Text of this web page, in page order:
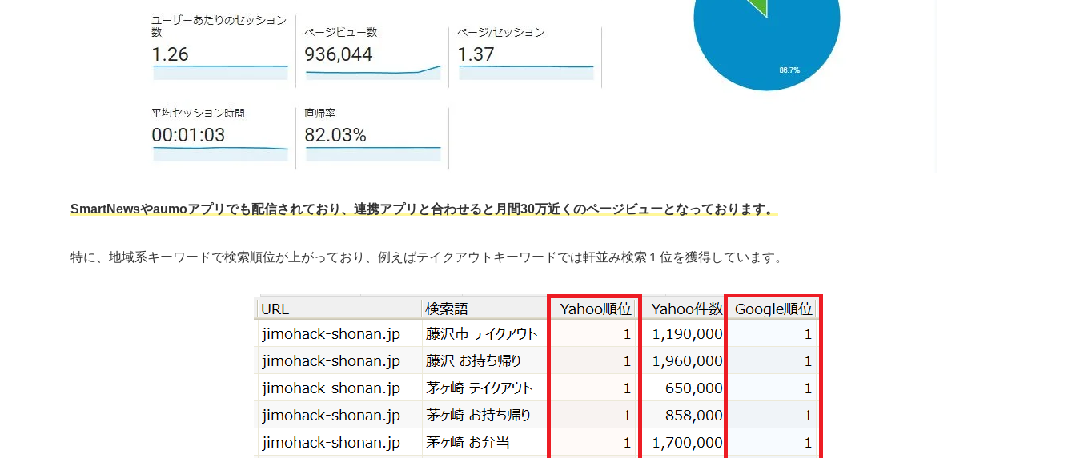
SmartNewsやaumoアプリでも配信されており、連携アプリと合わせると月間30万近くのページビューとなっております。
特に、地域系キーワードで検索順位が上がっており、例えばテイクアウトキーワードでは軒並み検索１位を獲得しています。